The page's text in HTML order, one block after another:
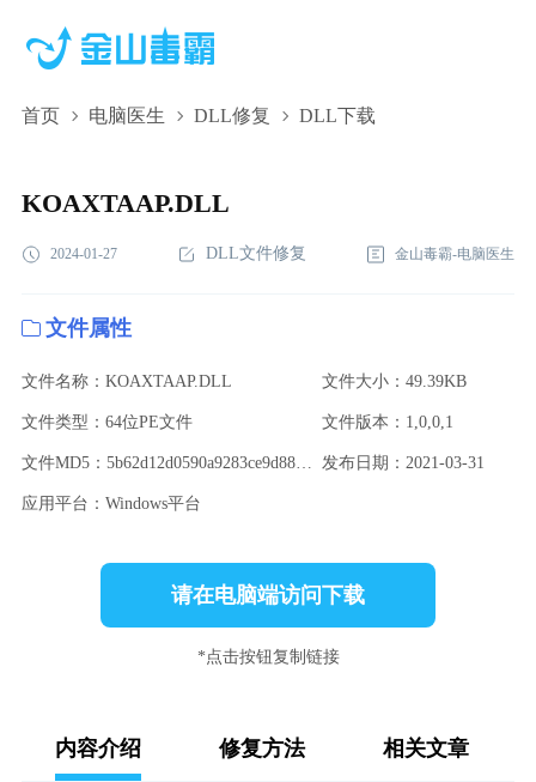
首页 电脑医生 DLL修复 DLL下载
KOAXTAAP.DLL,KOAXTAAP.DLL下载,KOAXTAAP.DLL修复
KOAXTAAP.DLL
2024-01-27 DLL文件修复 金山毒霸-电脑医生
文件属性
文件名称：KOAXTAAP.DLL 文件大小：49.39KB
文件类型：64位PE文件 文件版本：1,0,0,1
文件MD5：5b62d12d0590a9283ce9d88740449e60 发布日期：2021-03-31
应用平台：Windows平台
请在电脑端访问下载
*点击按钮复制链接
内容介绍 修复方法 相关文章